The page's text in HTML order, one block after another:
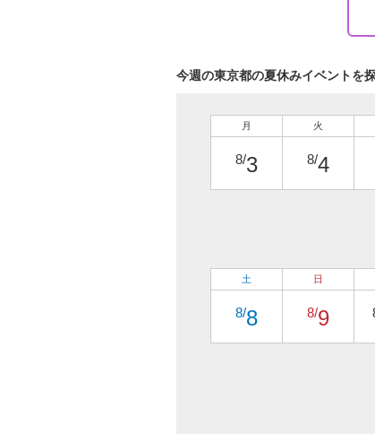
今週の東京都の夏休みイベントを
月
8/3
火
8/4
土
8/8
日
8/9